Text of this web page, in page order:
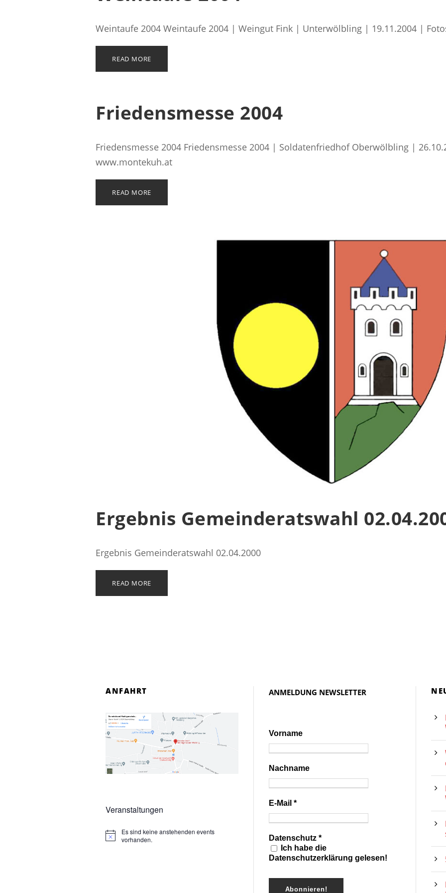
Weintaufe 2004 Weintaufe 2004 | Weingut Fink | Unterwölbling | 19.11.2004 |
READ MORE
Friedensmesse 2004
Friedensmesse 2004 Friedensmesse 2004 | Soldatenfriedhof Oberwölbling |
www.montekuh.at
READ MORE
Ergebnis Gemeinderatswahl
Ergebnis Gemeinderatswahl 02.04.2000
READ MORE
ANFAHRT
Veranstaltungen
N
Es sind keine anstehenden events
vorhanden.
ANMELDUNG NEWSLETTER
Vorname
Nachname
E-Mail *
Datenschutz *
Ich habe die
Datenschutzerklärung gelesen!